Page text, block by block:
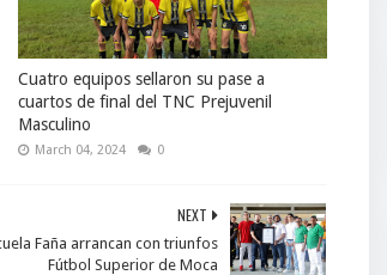
Cuatro equipos sellaron su pase a
cuartos de final del TNC Prejuvenil
Masculino
March 04, 2024 0
NEXT
Faña arrancan con triunfos
Fútbol Superior de Moca